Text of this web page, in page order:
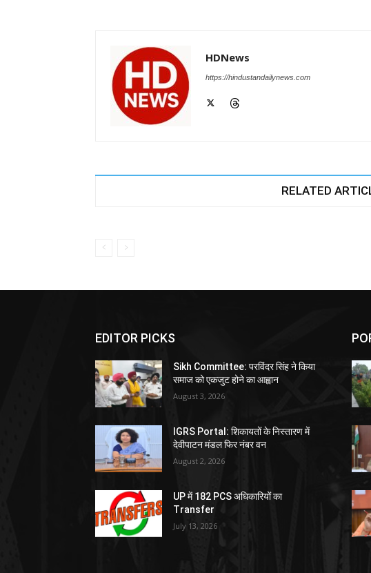
HDNews
https://hindustandailynews.com
RELATED
EDITOR PICKS
Sikh Committee: परविंदर सिंह ने किया
समाज को एकजुट होने का आह्वान
August 3, 2026
IGRS Portal: शिकायतों के निस्तारण में
देवीपाटन मंडल फिर नंबर वन
August 2, 2026
UP में 182 PCS अधिकारियों का
Transfer
July 13, 2026